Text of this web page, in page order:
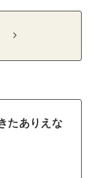
たありえな